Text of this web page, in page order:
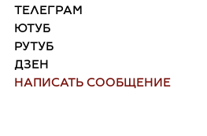
ТЕЛЕГРАМ
ЮТУБ
РУТУБ
ДЗЕН
НАПИСАТЬ СООБЩЕНИЕ